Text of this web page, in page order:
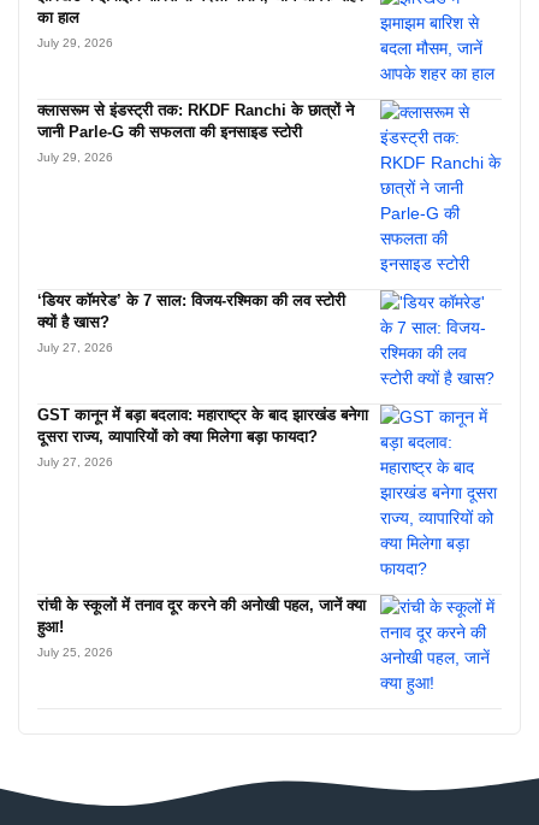
का हाल
July 29, 2026
क्लासरूम से इंडस्ट्री तक: RKDF Ranchi के छात्रों ने
जानी Parle-G की सफलता की इनसाइड स्टोरी
July 29, 2026
‘डियर कॉमरेड’ के 7 साल: विजय-रश्मिका की लव स्टोरी
क्यों है खास?
July 27, 2026
GST कानून में बड़ा बदलाव: महाराष्ट्र के बाद झारखंड बनेगा
दूसरा राज्य, व्यापारियों को क्या मिलेगा बड़ा फायदा?
July 27, 2026
रांची के स्कूलों में तनाव दूर करने की अनोखी पहल, जानें क्या
हुआ!
July 25, 2026